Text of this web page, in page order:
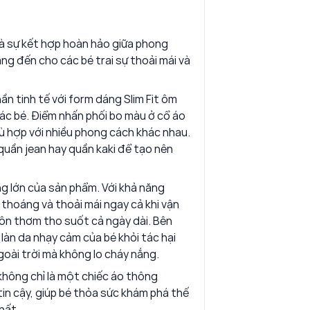
sự kết hợp hoàn hảo giữa phong
đến cho các bé trai sự thoải mái và
tinh tế với form dáng Slim Fit ôm
bé. Điểm nhấn phối bo màu ở cổ áo
với nhiều phong cách khác nhau.
jean hay quần kaki để tạo nên
của sản phẩm. Với khả năng
và thoải mái ngay cả khi vận
thơm tho suốt cả ngày dài. Bên
da nhạy cảm của bé khỏi tác hại
trời mà không lo cháy nắng.
chỉ là một chiếc áo thông
cậy, giúp bé thỏa sức khám phá thế